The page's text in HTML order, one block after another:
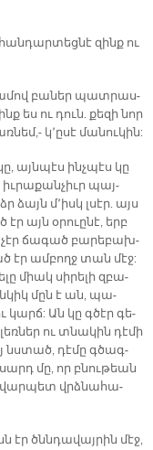
զինք ու
հա­մով բա­ներ պատ­րաս­
ես ու դուն. քե­զի նոր
կ՚ը­սէ մա­նու­կին:
այն­պէս ինչ­պէս կը
պայ­
ձայն մ՚իսկ լսէր. այս
այն օ­րուը­նէ, երբ
չէր ճա­գած բա­րե­բախ­
ամ­բողջ տան մէջ:
միակ սի­րե­լի զբա­
մըն է ան, պա­
Ան կը գծէր գե­
ու տնա­կին դէ­մի
նստած, դէ­մը գծագ­
մը, որ բնու­թեան
վար­պետ վրձնա­հա­
էր ծննդա­վայ­րին մէջ,